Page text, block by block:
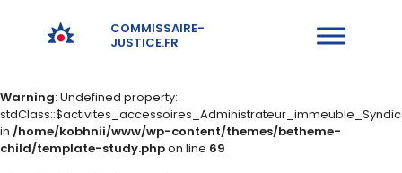
COMMISSAIRE-
JUSTICE.FR
Warning: Undefined property:
in /home/kobhnii/www/wp-content/themes/betheme-
child/template-study.phpon line 69